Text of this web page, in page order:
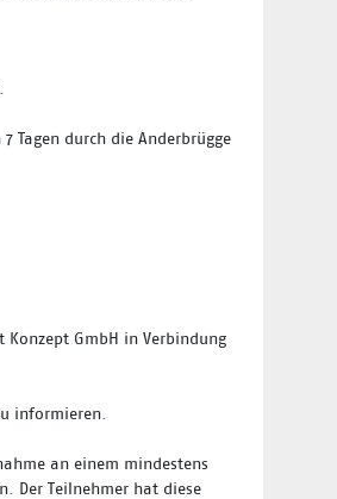
Tagen durch die Anderbrügge
Konzept GmbH in Verbindung
informieren.
an einem mindestens
Der Teilnehmer hat diese